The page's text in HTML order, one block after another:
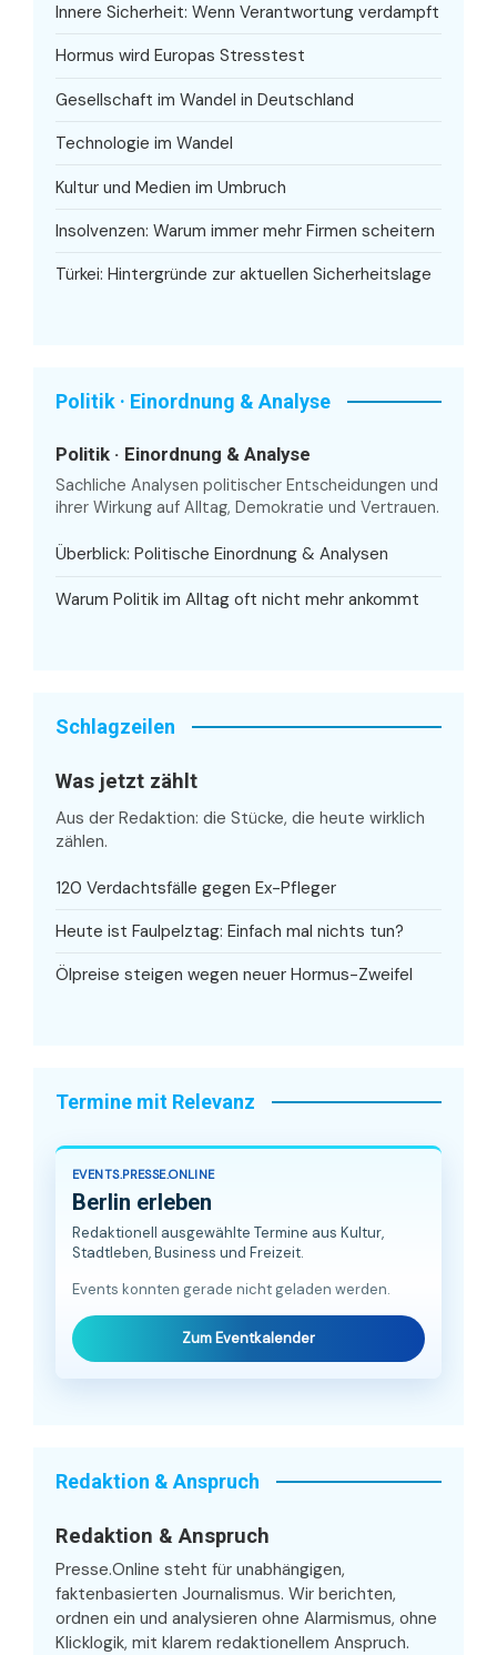
Innere Sicherheit: Wenn Verantwortung verdampft
Hormus wird Europas Stresstest
Gesellschaft im Wandel in Deutschland
Technologie im Wandel
Kultur und Medien im Umbruch
Insolvenzen: Warum immer mehr Firmen scheitern
Türkei: Hintergründe zur aktuellen Sicherheitslage
Politik · Einordnung & Analyse
Politik · Einordnung & Analyse
Sachliche Analysen politischer Entscheidungen und
ihrer Wirkung auf Alltag, Demokratie und Vertrauen.
Überblick: Politische Einordnung & Analysen
Warum Politik im Alltag oft nicht mehr ankommt
Schlagzeilen
Was jetzt zählt
Aus der Redaktion: die Stücke, die heute wirklich
zählen.
120 Verdachtsfälle gegen Ex-Pfleger
Heute ist Faulpelztag: Einfach mal nichts tun?
Ölpreise steigen wegen neuer Hormus-Zweifel
Termine mit Relevanz
EVENTS.PRESSE.ONLINE
Berlin erleben
Redaktionell ausgewählte Termine aus Kultur,
Stadtleben, Business und Freizeit.
Events konnten gerade nicht geladen werden.
Zum Eventkalender
Redaktion & Anspruch
Redaktion & Anspruch
Presse.Online steht für unabhängigen,
faktenbasierten Journalismus. Wir berichten,
ordnen ein und analysieren ohne Alarmismus, ohne
Klicklogik, mit klarem redaktionellem Anspruch.